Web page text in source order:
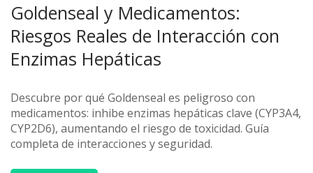
Goldenseal y Medicamentos:
Riesgos Reales de Interacción con
Enzimas Hepáticas
Descubre por qué Goldenseal es peligroso con
medicamentos: inhibe enzimas hepáticas clave (CYP3A4,
CYP2D6), aumentando el riesgo de toxicidad. Guía
completa de interacciones y seguridad.